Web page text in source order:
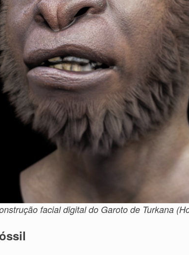
facial digital do Garoto de Turkana